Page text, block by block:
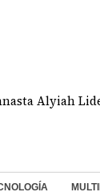
Lide dio